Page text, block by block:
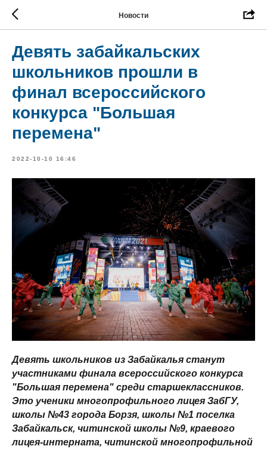
Новости
Девять забайкальских
школьников прошли в
финал всероссийского
конкурса "Большая
перемена"
2022-10-10 16:46
Девять школьников из Забайкалья станут
участниками финала всероссийского конкурса
"Большая перемена" среди старшеклассников.
Это ученики многопрофильного лицея ЗабГУ,
школы №43 города Борзя, школы №1 поселка
Забайкальск, читинской школы №9, краевого
лицея-интерната, читинской многопрофильной